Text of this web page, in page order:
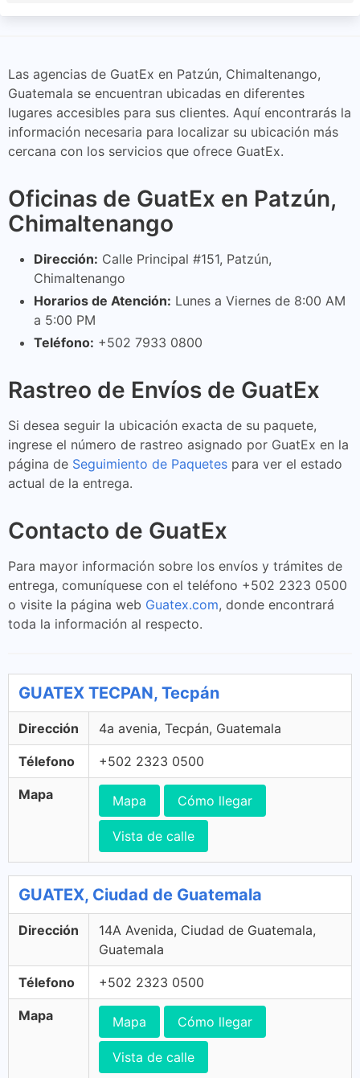
Las agencias de GuatEx en Patzún, Chimaltenango,
Guatemala se encuentran ubicadas en diferentes
lugares accesibles para sus clientes. Aquí encontrarás la
información necesaria para localizar su ubicación más
cercana con los servicios que ofrece GuatEx.
Oficinas de GuatEx en Patzún,
Chimaltenango
Dirección: Calle Principal #151, Patzún,
Chimaltenango
Horarios de Atención: Lunes a Viernes de 8:00 AM
a 5:00 PM
Teléfono: +502 7933 0800
Rastreo de Envíos de GuatEx
Si desea seguir la ubicación exacta de su paquete,
ingrese el número de rastreo asignado por GuatEx en la
página de Seguimiento de Paquetes para ver el estado
actual de la entrega.
Contacto de GuatEx
Para mayor información sobre los envíos y trámites de
entrega, comuníquese con el teléfono +502 2323 0500
o visite la página web Guatex.com, donde encontrará
toda la información al respecto.
GUATEX TECPAN, Tecpán
Dirección 4a avenia, Tecpán, Guatemala
Télefono +502 2323 0500
Mapa Mapa Cómo llegar
Vista de calle
GUATEX, Ciudad de Guatemala
Dirección
14A Avenida, Ciudad de Guatemala,
Guatemala
Télefono +502 2323 0500
Mapa Mapa Cómo llegar
Vista de calle